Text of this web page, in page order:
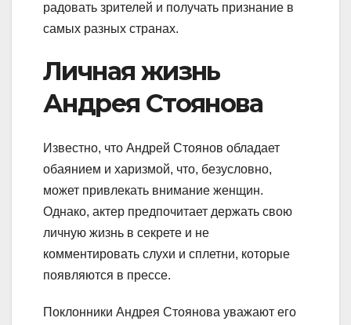
радовать зрителей и получать признание в
самых разных странах.
Личная жизнь
Андрея Стоянова
Известно, что Андрей Стоянов обладает
обаянием и харизмой, что, безусловно,
может привлекать внимание женщин.
Однако, актер предпочитает держать свою
личную жизнь в секрете и не
комментировать слухи и сплетни, которые
появляются в прессе.
Поклонники Андрея Стоянова уважают его